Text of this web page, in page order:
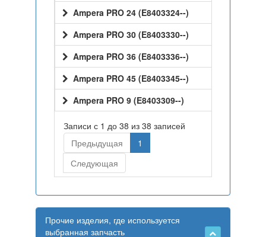
Ampera PRO 24 (E8403324--)
Ampera PRO 30 (E8403330--)
Ampera PRO 36 (E8403336--)
Ampera PRO 45 (E8403345--)
Ampera PRO 9 (E8403309--)
Записи с 1 до 38 из 38 записей
Предыдущая
1
Следующая
Прочие изделия, где используется
выбранная запчасть